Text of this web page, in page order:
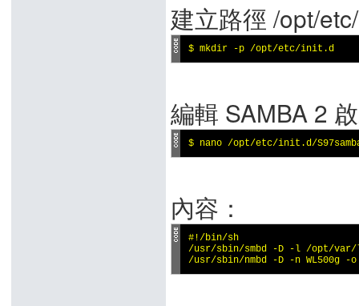
建立路徑 /opt/
$ mkdir -p /opt/etc/init.d
編輯 SAMBA 2
$ nano /opt/etc/init.d/
內容：
#!/bin/sh
/usr/sbin/smbd -D -l /opt/var/
/usr/sbin/nmbd -D -n WL500g